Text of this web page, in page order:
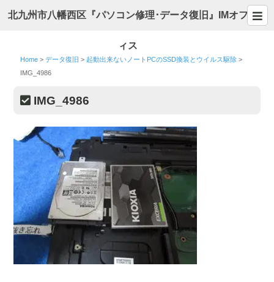
北九州市八幡西区『パソコン修理･データ復旧』IMオフ
ィス
Home >データ復旧 >起動出来ないノートPCのSSD換装とウイルス駆除 >
IMG_4986
IMG_4986